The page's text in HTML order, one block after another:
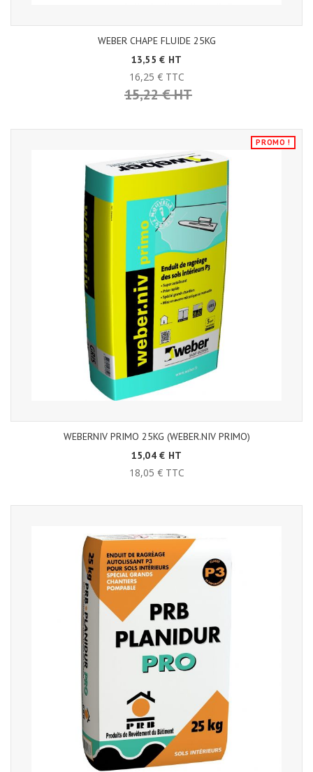
WEBER CHAPE FLUIDE 25KG
13,55 € HT
16,25 € TTC
15,22 € HT
PROMO !
WEBERNIV PRIMO 25KG (WEBER.NIV PRIMO)
15,04 € HT
18,05 € TTC